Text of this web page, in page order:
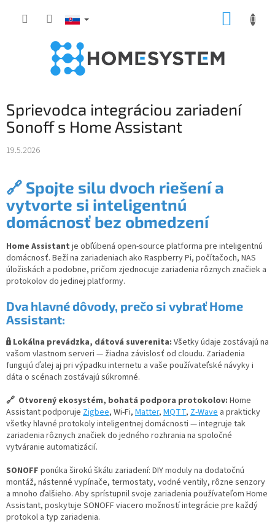
Sprievodca integráciou zariadení
Sonoff s Home Assistant
19.5.2026
🔗 Spojte silu dvoch riešení a
vytvorte si inteligentnú
domácnosť bez obmedzení
Home Assistant je obľúbená open-source platforma pre inteligentnú
domácnosť. Beží na zariadeniach ako Raspberry Pi, počítačoch, NAS
úložiskách a podobne, pričom zjednocuje zariadenia rôznych značiek a
protokolov do jedinej platformy.
Dva hlavné dôvody, prečo si vybrať Home
Assistant:
🔒 Lokálna prevádzka, dátová suverenita: Všetky údaje zostávajú na
vašom vlastnom serveri — žiadna závislosť od cloudu. Zariadenia
fungujú ďalej aj pri výpadku internetu a vaše používateľské návyky i
dáta o scénach zostávajú súkromné.
🔗 Otvorený ekosystém, bohatá podpora protokolov: Home
Assistant podporuje Zigbee, Wi-Fi, Matter, MQTT, Z-Wave a prakticky
všetky hlavné protokoly inteligentnej domácnosti — integruje tak
zariadenia rôznych značiek do jedného rozhrania na spoločné
vytváranie automatizácií.
SONOFF ponúka širokú škálu zariadení: DIY moduly na dodatočnú
montáž, nástenné vypínače, termostaty, vodné ventily, rôzne senzory
a mnoho ďalšieho. Aby sprístupnil svoje zariadenia používateľom Home
Assistant, poskytuje SONOFF viacero možností integrácie pre každý
protokol a typ zariadenia.